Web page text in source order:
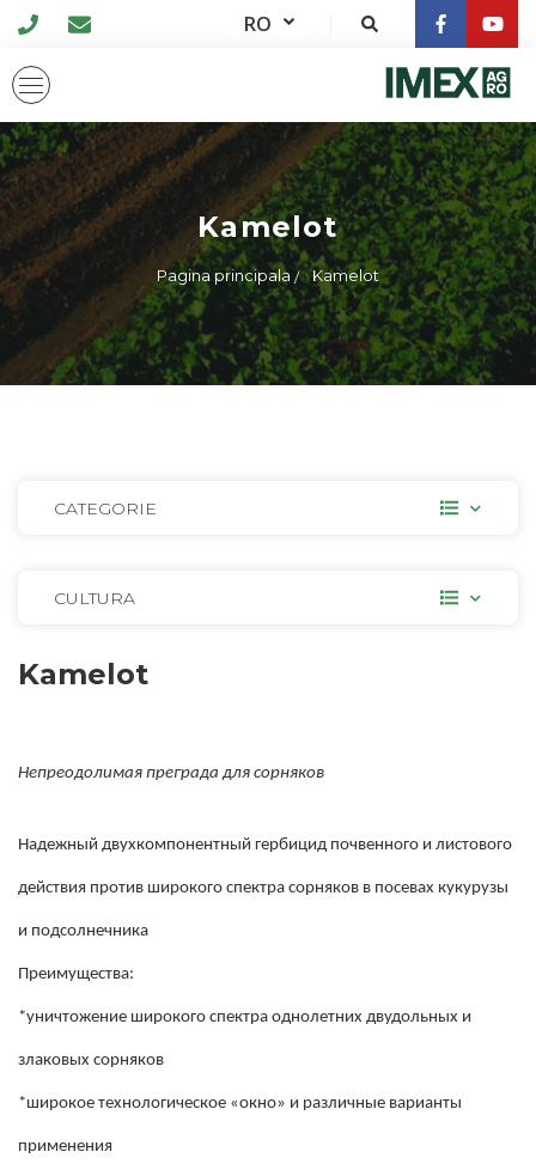
RO
Kamelot
Pagina principala Kamelot
CATEGORIE
CULTURA
Kamelot
Непреодолимая преграда для сорняков
Надежный двухкомпонентный гербицид почвенного и листового
действия против широкого спектра сорняков в посевах кукурузы
и подсолнечника
Преимущества:
*уничтожение широкого спектра однолетних двудольных и
злаковых сорняков
*широкое технологическое «окно» и различные варианты
применения